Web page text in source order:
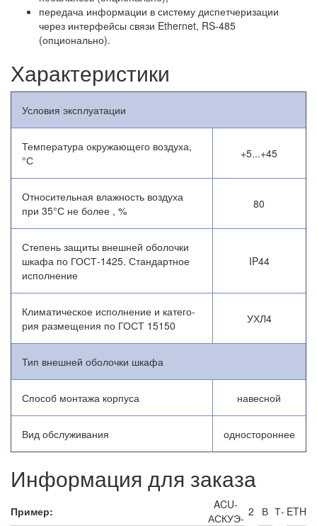
передача информации в систему диспетчеризации
через интерфейсы связи Ethernet, RS-485
(опционально).
Характеристики
Условия эксплуатации
Температура окружающего воздуха,
°С
+5...+45
Относительная влажность воздуха
при 35°С не более , %
80
Степень защиты внешней оболочки
шкафа по ГОСТ-1425. Стандартное
исполнение
IP44
Климатическое исполнение и катего-
рия размещения по ГОСТ 15150
УХЛ4
Тип внешней оболочки шкафа
Способ монтажа корпуса навесной
Вид обслуживания одностороннее
Информация для заказа
Пример:
ACU-
АСКУЭ- 2 В Т- ETH